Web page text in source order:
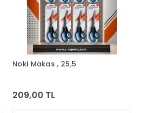
Noki Makas , 25,5
209,00 TL